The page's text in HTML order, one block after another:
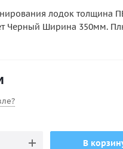
лодок толщина
Черный Ширина 350мм.
по сравнению с
эластичность, что
В